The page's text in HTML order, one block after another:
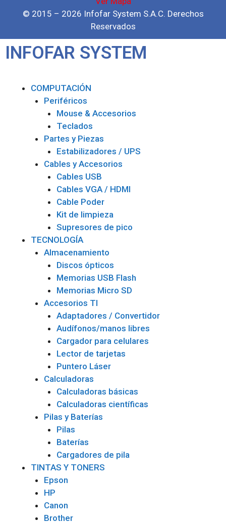
© 2015 – 2026 Infofar System S.A.C. Derechos
Reservados
INFOFAR SYSTEM
COMPUTACIÓN
Periféricos
Mouse & Accesorios
Teclados
Partes y Piezas
Estabilizadores / UPS
Cables y Accesorios
Cables USB
Cables VGA / HDMI
Cable Poder
Kit de limpieza
Supresores de pico
TECNOLOGÍA
Almacenamiento
Discos ópticos
Memorias USB Flash
Memorias Micro SD
Accesorios TI
Adaptadores / Convertidor
Audífonos/manos libres
Cargador para celulares
Lector de tarjetas
Puntero Láser
Calculadoras
Calculadoras básicas
Calculadoras científicas
Pilas y Baterías
Pilas
Baterías
Cargadores de pila
TINTAS Y TONERS
Epson
HP
Canon
Brother